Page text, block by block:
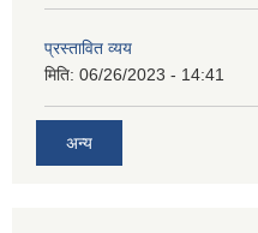
प्रस्तावित व्यय
मिति: 06/26/2023 - 14:41
अन्य